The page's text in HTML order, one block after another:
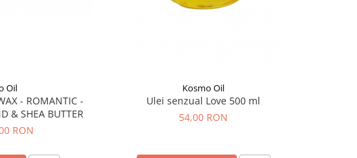
Oil
- ROMANTIC -
& SHEA BUTTER
RON
Kosmo Oil
Ulei senzual Love 500 ml
54,00 RON